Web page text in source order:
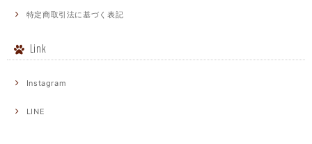
特定商取引法に基づく表記
Link
Instagram
LINE